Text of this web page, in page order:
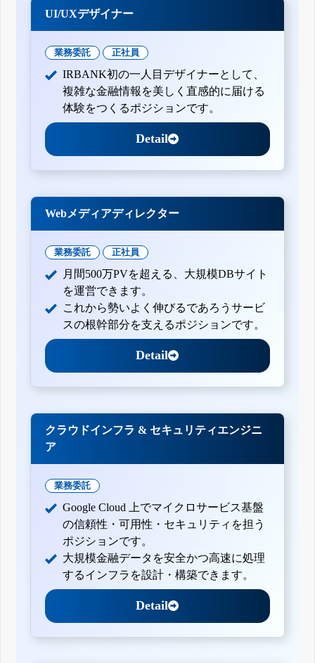
UI/UXデザイナー
業務委託 正社員
IRBANK初の一人目デザイナーとして、
複雑な金融情報を美しく直感的に届ける
体験をつくるポジションです。
Detail
Webメディアディレクター
業務委託 正社員
月間500万PVを超える、大規模DBサイト
を運営できます。
これから勢いよく伸びるであろうサービ
スの根幹部分を支えるポジションです。
Detail
クラウドインフラ & セキュリティエンジニ
ア
業務委託
Google Cloud 上でマイクロサービス基盤
の信頼性・可用性・セキュリティを担う
ポジションです。
大規模金融データを安全かつ高速に処理
するインフラを設計・構築できます。
Detail